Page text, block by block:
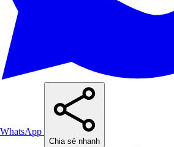
WhatsApp
Chia sẻ nhanh